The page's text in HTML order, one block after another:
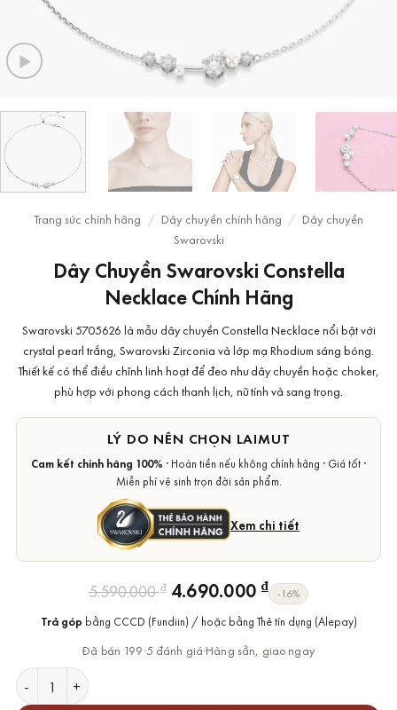
Trang sức chính hãng / Dây chuyền chính hãng / Dây chuyền
Swarovski
Dây Chuyền Swarovski Constella
Necklace Chính Hãng
Swarovski 5705626 là mẫu dây chuyền Constella Necklace nổi bật với
crystal pearl trắng, Swarovski Zirconia và lớp mạ Rhodium sáng bóng.
Thiết kế có thể điều chỉnh linh hoạt để đeo như dây chuyền hoặc choker,
phù hợp với phong cách thanh lịch, nữ tính và sang trọng.
LÝ DO NÊN CHỌN LAIMUT
Cam kết chính hãng 100% · Hoàn tiền nếu không chính hãng · Giá tốt ·
Miễn phí vệ sinh trọn đời sản phẩm.
Xem chi tiết
5.590.000₫ Giá
gốc
là:
5.590.000 ₫.
4.690.000 ₫
Giá
hiện
tại
là:
-16%
Trả góp bằng CCCD (Fundiin) / hoặc bằng Thẻ tín dụng (Alepay)
Đã bán 199·5 đánh giá·Hàng sẵn, giao ngay
Dây Chuyền Swarovski Constella Necklace Chính Hãng số